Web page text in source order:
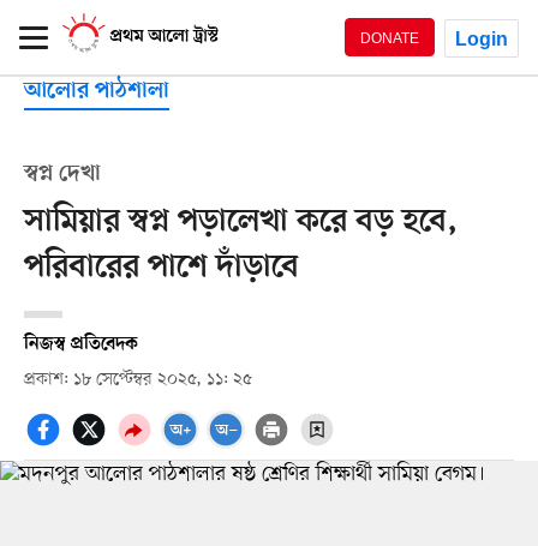
DONATE Login
আলোর পাঠশালা
স্বপ্ন দেখা
সামিয়ার স্বপ্ন পড়ালেখা করে বড় হবে,
পরিবারের পাশে দাঁড়াবে
নিজস্ব প্রতিবেদক
প্রকাশ: ১৮ সেপ্টেম্বর ২০২৫, ১১: ২৫